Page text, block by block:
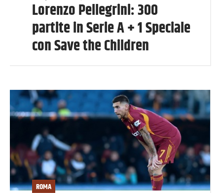
Lorenzo Pellegrini: 300
partite in Serie A + 1 Speciale
con Save the Children
ROMA